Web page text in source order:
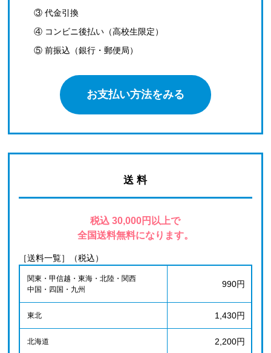
③ 代金引換
④ コンビニ後払い（高校生限定）
⑤ 前振込（銀行・郵便局）
お支払い方法をみる
送 料
税込 30,000円以上で
全国送料無料になります。
［送料一覧］（税込）
関東・甲信越・東海・北陸・関西
中国・四国・九州
990円
東北 1,430円
北海道 2,200円